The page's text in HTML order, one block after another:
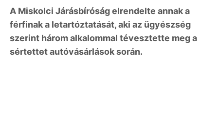
A Miskolci Járásbíróság elrendelte annak a
férfinak a letartóztatását, aki az ügyészség
szerint három alkalommal tévesztette meg a
sértettet autóvásárlások során.